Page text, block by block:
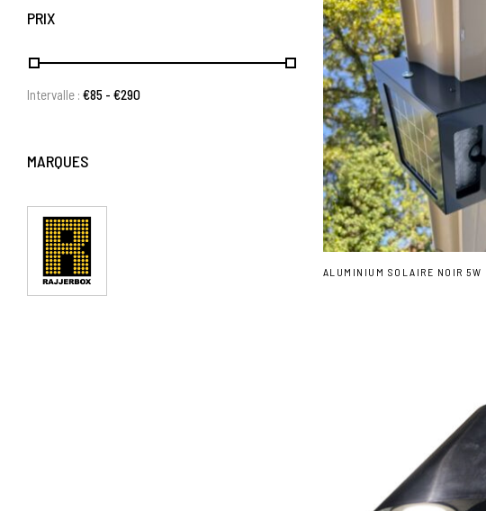
PRIX
Intervalle : €85 - €290
MARQUES
ALUMINIUM SOLAIRE NOIR 5W